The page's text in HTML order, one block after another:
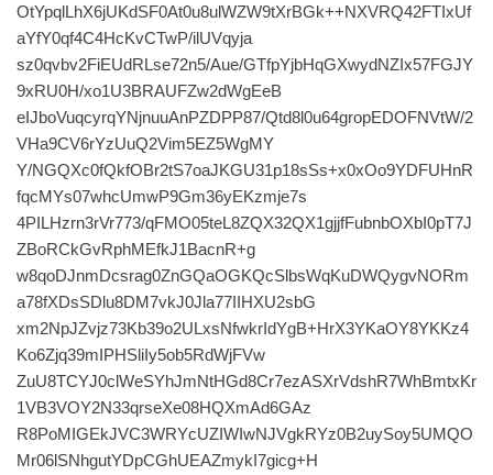
OtYpqlLhX6jUKdSF0At0u8ulWZW9tXrBGk++NXVRQ42FTIxUf
aYfY0qf4C4HcKvCTwP/ilUVqyja
sz0qvbv2FiEUdRLse72n5/Aue/GTfpYjbHqGXwydNZIx57FGJY
9xRU0H/xo1U3BRAUFZw2dWgEeB
eIJboVuqcyrqYNjnuuAnPZDPP87/Qtd8l0u64gropEDOFNVtW/2
VHa9CV6rYzUuQ2Vim5EZ5WgMY
Y/NGQXc0fQkfOBr2tS7oaJKGU31p18sSs+x0xOo9YDFUHnR
fqcMYs07whcUmwP9Gm36yEKzmje7s
4PILHzrn3rVr773/qFMO05teL8ZQX32QX1gjjfFubnbOXbI0pT7J
ZBoRCkGvRphMEfkJ1BacnR+g
w8qoDJnmDcsrag0ZnGQaOGKQcSlbsWqKuDWQygvNORm
a78fXDsSDlu8DM7vkJ0Jla77IIHXU2sbG
xm2NpJZvjz73Kb39o2ULxsNfwkrIdYgB+HrX3YKaOY8YKKz4
Ko6Zjq39mIPHSliIy5ob5RdWjFVw
ZuU8TCYJ0clWeSYhJmNtHGd8Cr7ezASXrVdshR7WhBmtxKr
1VB3VOY2N33qrseXe08HQXmAd6GAz
R8PoMIGEkJVC3WRYcUZIWIwNJVgkRYz0B2uySoy5UMQO
Mr06lSNhgutYDpCGhUEAZmykI7gicg+H